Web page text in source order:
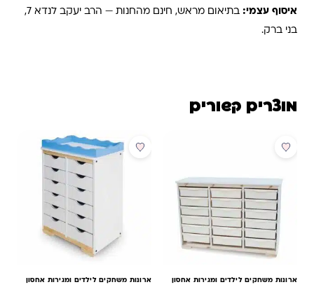
איסוף עצמי: בתיאום מראש, חינם מהחנות — הרב יעקב לנדא 7,
בני ברק.
מוצרים קשורים
ארונות משחקים לילדים ומגירות אחסון ארונות משחקים לילדים ומגירות אחסון